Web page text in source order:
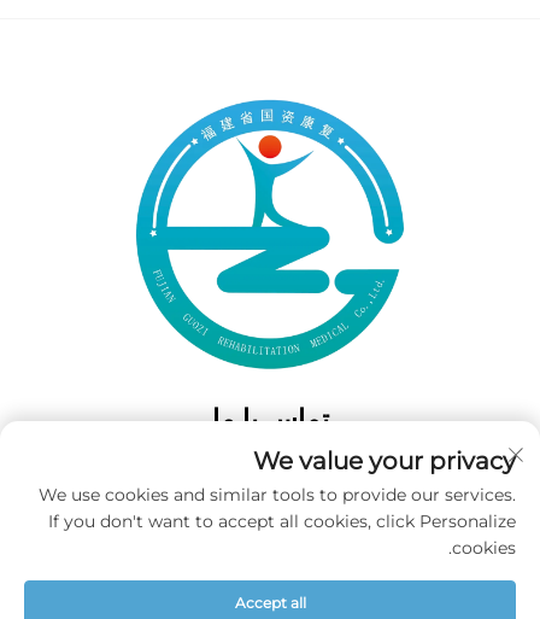
تماس با ما
Add: 50 Gaofeng South Lane، West GateFuzhou، Fujian، چین
تلفن:‎+86-19859128239‎
ایمیل:
We value your privacy
We use cookies and similar tools to provide our services.
If you don't want to accept all cookies, click Personalize
cookies.
Accept all